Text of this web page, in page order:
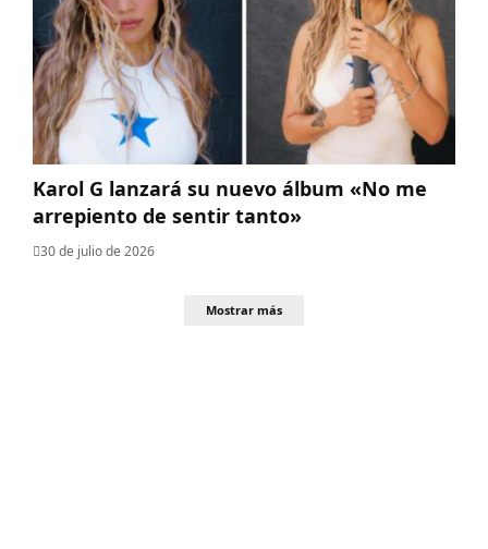
Karol G lanzará su nuevo álbum «No me
arrepiento de sentir tanto»
30 de julio de 2026
Mostrar más